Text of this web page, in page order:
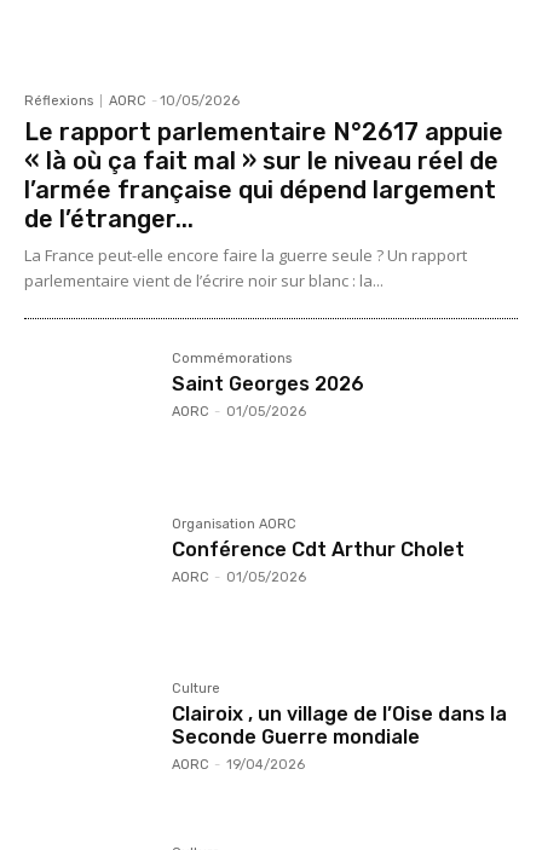
Réflexions AORC - 10/05/2026
Le rapport parlementaire N°2617 appuie
« là où ça fait mal » sur le niveau réel de
l’armée française qui dépend largement
de l’étranger...
La France peut-elle encore faire la guerre seule ? Un rapport
parlementaire vient de l’écrire noir sur blanc : la...
Commémorations
Saint Georges 2026
AORC - 01/05/2026
Organisation AORC
Conférence Cdt Arthur Cholet
AORC - 01/05/2026
Culture
Clairoix , un village de l’Oise dans la
Seconde Guerre mondiale
AORC - 19/04/2026